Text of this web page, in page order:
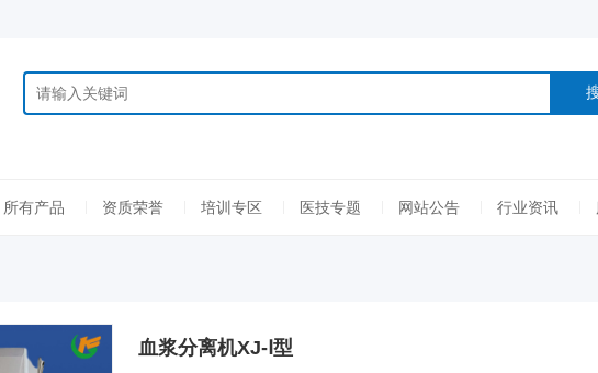
所有产品 资质荣誉 培训专区 医技专题 网站公告 行业资讯
血浆分离机XJ-Ⅰ型